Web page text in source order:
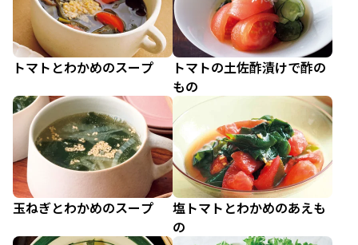
トマトとわかめのスープ
トマトの土佐酢漬けで酢の
もの
玉ねぎとわかめのスープ
塩トマトとわかめのあえも
の